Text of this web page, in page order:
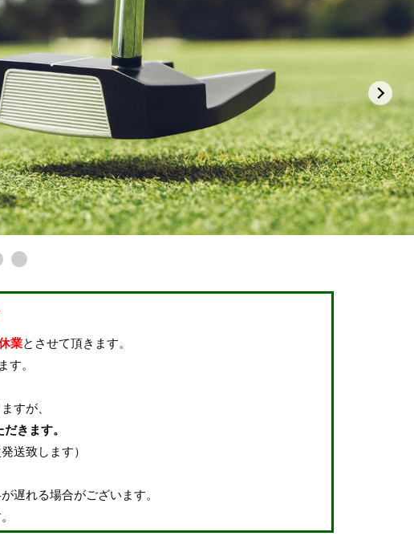
業とさせて頂きます。
す。
すが、
きます。
送致します）
遅れる場合がございます。